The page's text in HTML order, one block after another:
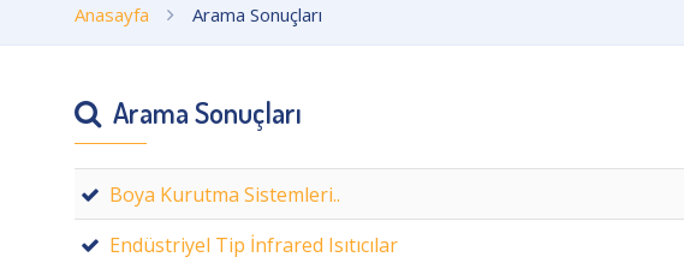
Anasayfa Arama Sonuçları
Arama Sonuçları
Boya Kurutma Sistemleri..
Endüstriyel Tip İnfrared Isıtıcılar